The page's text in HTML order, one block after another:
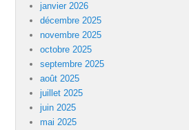
janvier 2026
décembre 2025
novembre 2025
octobre 2025
septembre 2025
août 2025
juillet 2025
juin 2025
mai 2025